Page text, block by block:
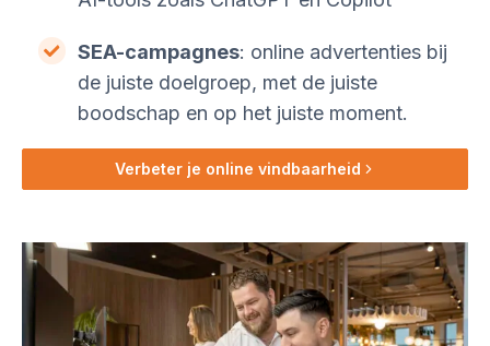
SEA-campagnes: online advertenties bij
de juiste doelgroep, met de juiste
boodschap en op het juiste moment.
Verbeter je online vindbaarheid